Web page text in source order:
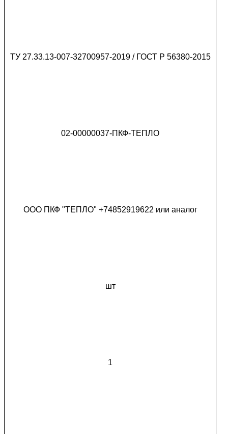
ТУ 27.33.13-007-32700957-2019 / ГОСТ Р 56380-2015
02-00000037-ПКФ-ТЕПЛО
ООО ПКФ "ТЕПЛО" +74852919622 или аналог
шт
1